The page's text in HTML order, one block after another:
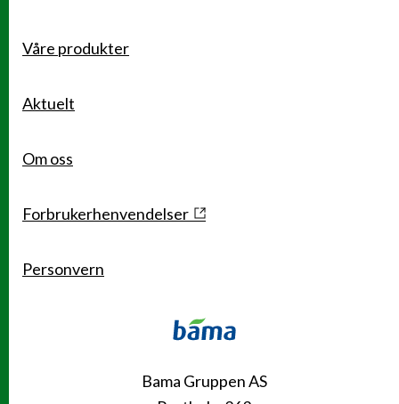
Bama Gruppen AS
Snarveier
Våre produkter
Aktuelt
Om oss
Forbrukerhenvendelser
Personvern